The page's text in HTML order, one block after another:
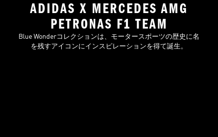
ADIDAS X MERCEDES AMG
PETRONAS F1 TEAM
Blue Wonderコレクションは、モータースポーツの歴史に名
を残すアイコンにインスピレーションを得て誕生。